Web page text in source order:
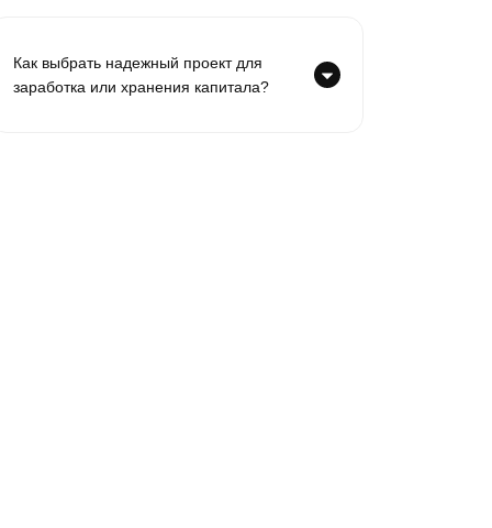
Как выбрать надежный проект для
заработка или хранения капитала?